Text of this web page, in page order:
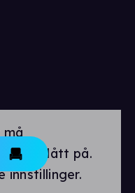
må
være slått på.
innstillinger.